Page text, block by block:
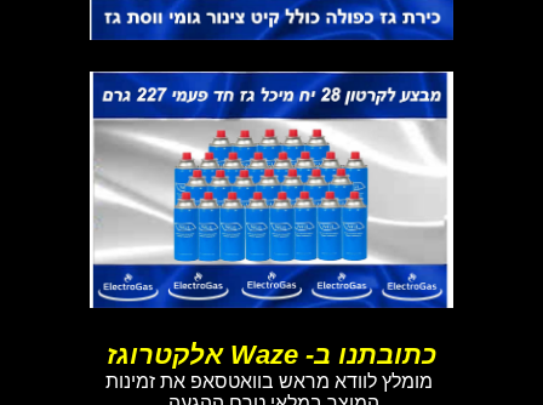
כתובתנו ב- Waze אלקטרוגז
מומלץ לוודא מראש בוואטסאפ את זמינות